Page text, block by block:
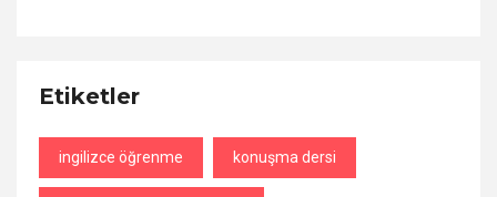
Etiketler
ingilizce öğrenme konuşma dersi